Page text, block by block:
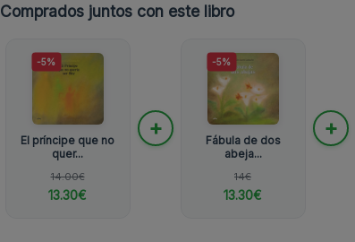
Comprados juntos con este libro
-5%
El príncipe que no
quer...
14.00€
13.30€
+
-5%
Fábula de dos
abeja...
14€
13.30€
+